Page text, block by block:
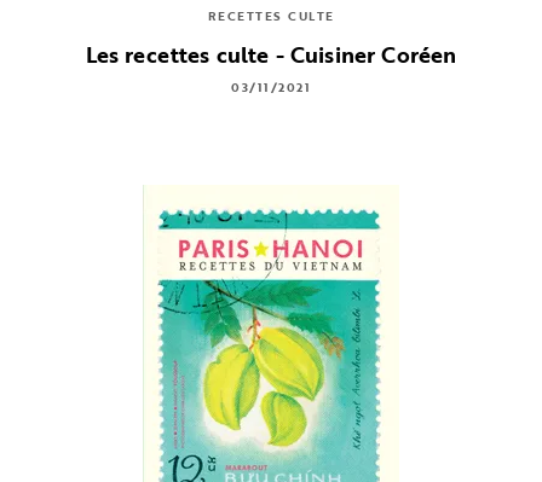
RECETTES CULTE
Les recettes culte - Cuisiner Coréen
03/11/2021